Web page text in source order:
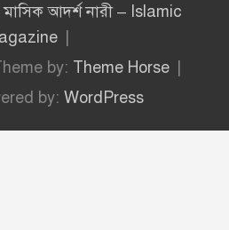
মাসিক আদর্শ নারী – Islamic
by: Theme Horse
by: WordPress